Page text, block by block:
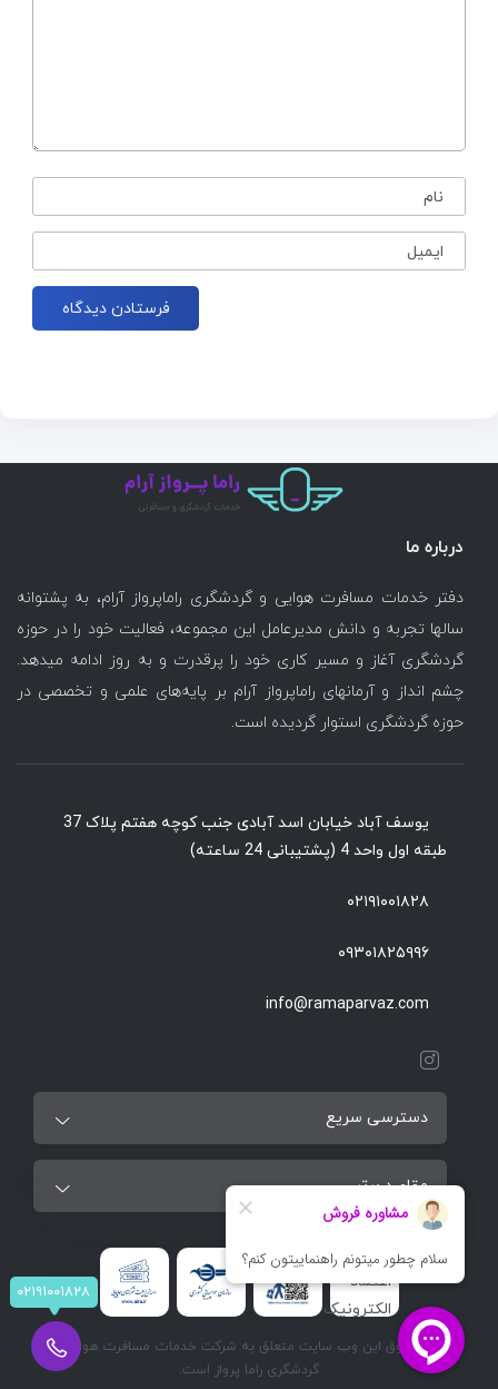
نام
ایمیل
۰۲۱۹۱۰۰۱۸۲۸
درباره ما
دفتر خدمات مسافرت هوایی و گردشگری راماپرواز آرام، به پشتوانه
سالها تجربه و دانش مدیرعامل این مجموعه، فعالیت خود را در حوزه
گردشگری آغاز و مسیر کاری خود را پرقدرت و به روز ادامه میدهد.
چشم انداز و آرمانهای راماپرواز آرام بر پایه‌های علمی و تخصصی در
حوزه گردشگری استوار گردیده است.
یوسف آباد خیابان اسد آبادی جنب کوچه هفتم پلاک 37
طبقه اول واحد 4 (پشتیبانی 24 ساعته)
۰۲۱۹۱۰۰۱۸۲۸
۰۹۳۰۱۸۲۵۹۹۶
info@ramaparvaz.com
دسترسی سریع
مقاصد برتر
تمام حقوق این وب سایت متعلق به شرکت خدمات مسافرت هوایی و
گردشگری راما پرواز است.